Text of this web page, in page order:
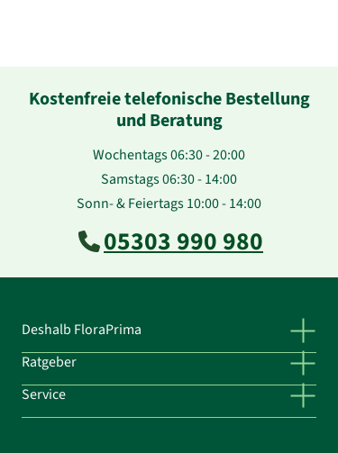
Kostenfreie telefonische Bestellung
und Beratung
Wochentags 06:30 - 20:00
Samstags 06:30 - 14:00
Sonn- & Feiertags 10:00 - 14:00
05303 990 980
Deshalb FloraPrima
Ratgeber
Service